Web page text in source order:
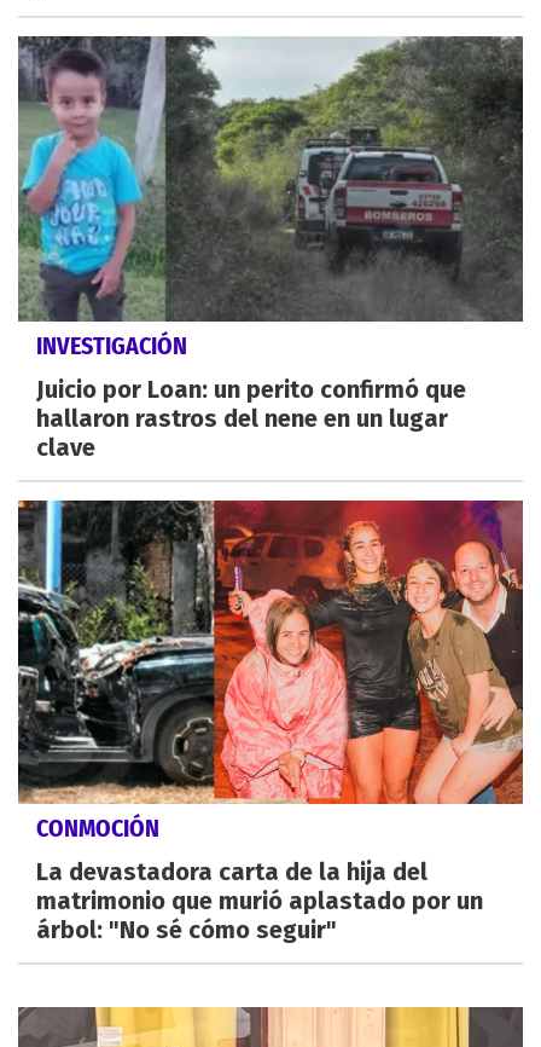
INVESTIGACIÓN
Juicio por Loan: un perito confirmó que
hallaron rastros del nene en un lugar
clave
CONMOCIÓN
La devastadora carta de la hija del
matrimonio que murió aplastado por un
árbol: "No sé cómo seguir"